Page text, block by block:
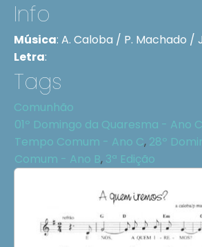
Info
Música: A. Caloba / P. Machado /
Letra:
Tags
Comunhão
01º Domingo da Quaresma - Ano C
Tempo Comum - Ano C, 28º
Comum - Ano B, 3ª Edição